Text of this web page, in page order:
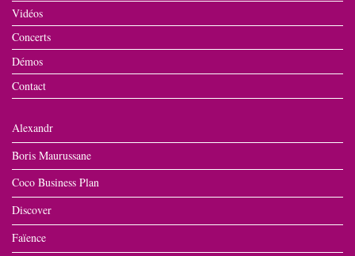
Vidéos
Concerts
Démos
Contact
Alexandr
Boris Maurussane
Coco Business Plan
Discover
Faïence